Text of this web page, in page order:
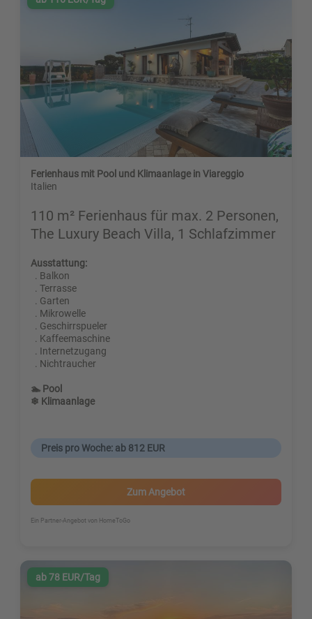
Ferienhaus mit Pool und Klimaanlage in Viareggio
Italien
110 m² Ferienhaus für max. 2 Personen,
The Luxury Beach Villa, 1 Schlafzimmer
Ausstattung:
. Balkon
. Terrasse
. Garten
. Mikrowelle
. Geschirrspueler
. Kaffeemaschine
. Internetzugang
. Nichtraucher
🏊 Pool
❄ Klimaanlage
Preis pro Woche: ab 812 EUR
Zum Angebot
Ein Partner-Angebot von HomeToGo
ab 78 EUR/Tag